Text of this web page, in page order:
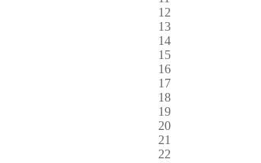
12
13
14
15
16
17
18
19
20
21
22